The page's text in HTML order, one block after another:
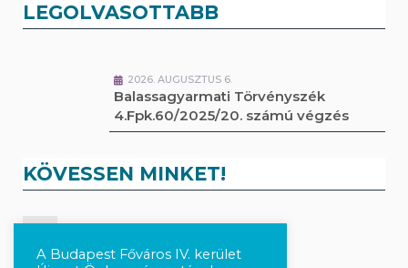
LEGOLVASOTTABB
2026. AUGUSZTUS 6.
Balassagyarmati Törvényszék
4.Fpk.60/2025/20. számú végzés
KÖVESSEN MINKET!
A Budapest Főváros IV. kerület